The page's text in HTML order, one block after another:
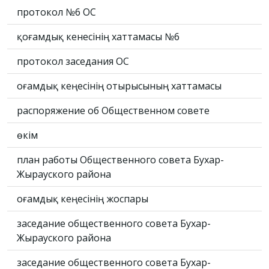
протокол №6 ОС
қоғамдық кенесінің хаттамасы №6
протокол заседания ОС
Қоғамдық кеңесінің отырысының хаттамасы
распоряжение об Общественном совете
өкім
план работы Общественного совета Бухар-
Жырауского района
Қоғамдық кеңесінің жоспары
заседание общественного совета Бухар-
Жырауского района
заседание общественного совета Бухар-